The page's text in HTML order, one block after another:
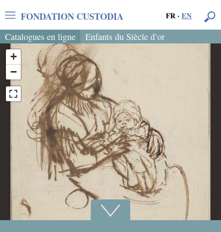
FR·EN
FONDATION CUSTODIA
Catalogues en ligne Enfants du Siècle d’or
+
−